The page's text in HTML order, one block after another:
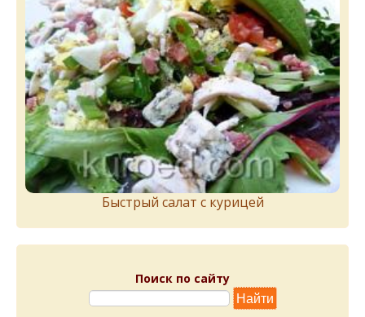
Быстрый салат с курицей
Поиск по сайту